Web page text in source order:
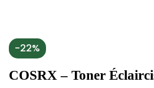
-22%
COSRX – Toner